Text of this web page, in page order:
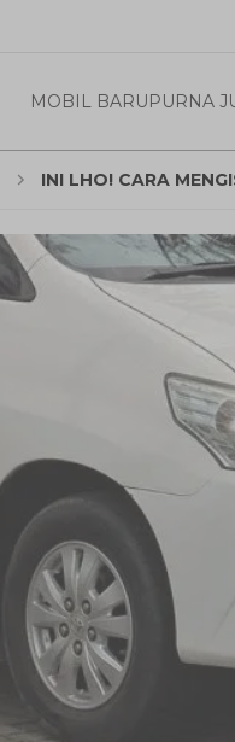
MOBIL BARUPURNA
INI LHO! CARA